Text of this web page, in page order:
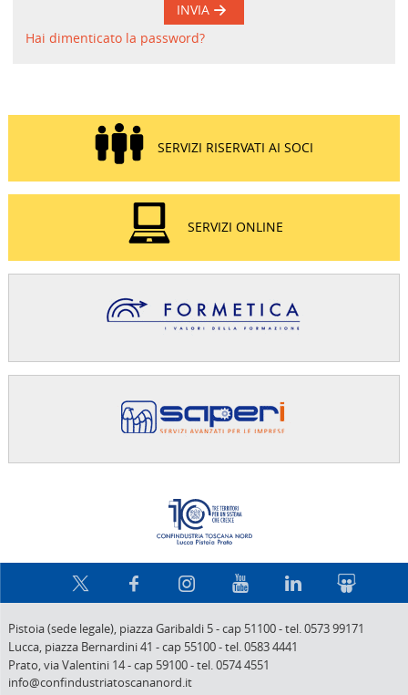
INVIA
Hai dimenticato la password?
SERVIZI RISERVATI AI SOCI
SERVIZI ONLINE
Pistoia (sede legale), piazza Garibaldi 5-cap 51100-tel. 0573 99171
Lucca, piazza Bernardini 41 -cap 55100-tel. 0583 4441
Prato,via Valentini 14-cap 59100-tel. 0574 4551
info@confindustriatoscananord.it